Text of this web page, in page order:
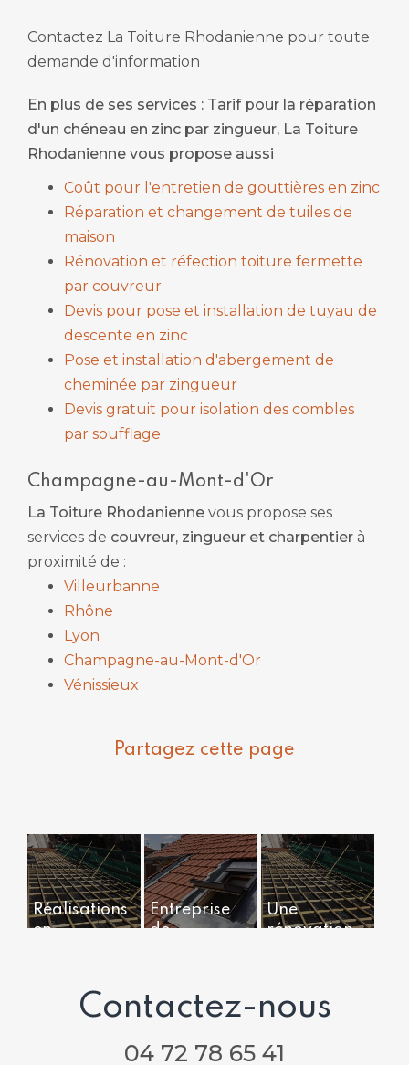
Contactez La Toiture Rhodanienne pour toute
demande d'information
En plus de ses services : Tarif pour la réparation
d'un chéneau en zinc par zingueur, La Toiture
Rhodanienne vous propose aussi
Coût pour l'entretien de gouttières en zinc
Réparation et changement de tuiles de
maison
Rénovation et réfection toiture fermette
par couvreur
Devis pour pose et installation de tuyau de
descente en zinc
Pose et installation d'abergement de
cheminée par zingueur
Devis gratuit pour isolation des combles
par soufflage
Champagne-au-Mont-d'Or
La Toiture Rhodanienne vous propose ses
services de couvreur, zingueur et charpentier à
proximité de :
Villeurbanne
Rhône
Lyon
Champagne-au-Mont-d'Or
Vénissieux
Réalisations
en
Entreprise
de
travaux de
de toiture à
Une
rénovation
Contactez-nous
04 72 78 65 41